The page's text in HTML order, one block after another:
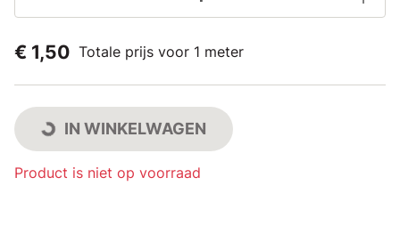
€ 1,50 Totale prijs voor 1 meter
IN WINKELWAGEN
Product is niet op voorraad